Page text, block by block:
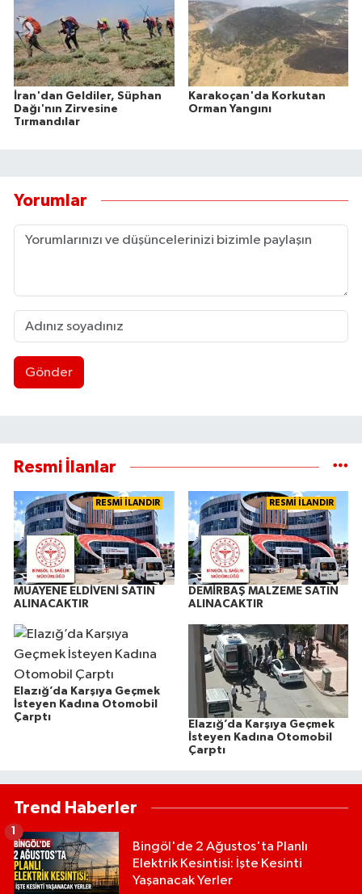
İran'dan Geldiler, Süphan
Dağı'nın Zirvesine
Tırmandılar
Karakoçan'da Korkutan
Orman Yangını
Yorumlar
Gönder
Resmi İlanlar
RESMİ İLANDIR
MUAYENE ELDİVENİ SATIN
ALINACAKTIR
RESMİ İLANDIR
DEMİRBAŞ MALZEME SATIN
ALINACAKTIR
Elazığ’da Karşıya Geçmek
İsteyen Kadına Otomobil
Çarptı
Elazığ’da Karşıya Geçmek
İsteyen Kadına Otomobil
Çarptı
Trend Haberler
Bingöl'de 2 Ağustos'ta Planlı
Elektrik Kesintisi: İşte Kesinti
Yaşanacak Yerler